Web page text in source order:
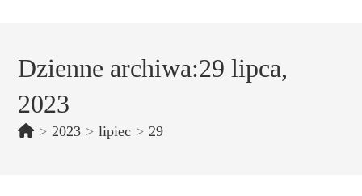
Dzienne archiwa:29 lipca,
2023
> 2023 > lipiec > 29